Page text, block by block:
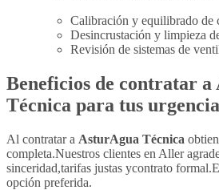
Calibración y equilibrado de
Desincrustación y limpieza
Revisión de sistemas de
Beneficios de contratar a
Técnica para tus
Al contratar a AsturAgua Técnica
completa.Nuestros clientes en Aller
sinceridad,tarifas justas ycontrato
opción preferida.